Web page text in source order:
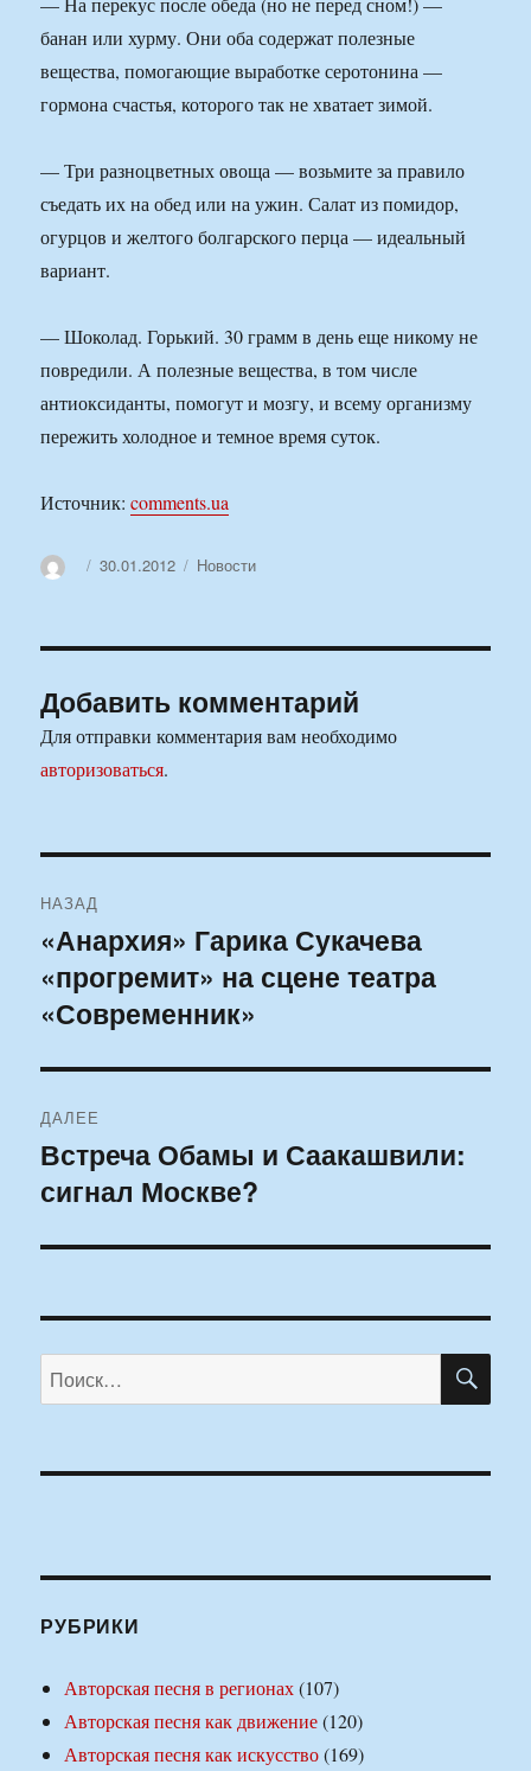
банан или хурму. Они оба содержат полезные
вещества, помогающие выработке серотонина —
гормона счастья, которого так не хватает зимой.
— Три разноцветных овоща — возьмите за правило
съедать их на обед или на ужин. Салат из помидор,
огурцов и желтого болгарского перца — идеальный
вариант.
— Шоколад. Горький. 30 грамм в день еще никому не
повредили. А полезные вещества, в том числе
антиоксиданты, помогут и мозгу, и всему организму
пережить холодное и темное время суток.
Источник:comments.ua
АвторОпубликовано
30.01.2012 Рубрики
Новости
Добавить комментарий
Для отправки комментария вам необходимо
авторизоваться.
по
записям
НАЗАД
Предыдущая
запись:
«Анархия» Гарика Сукачева
«прогремит» на сцене театра
«Современник»
ДАЛЕЕ
Следующая
запись:
Встреча Обамы и Саакашвили:
сигнал Москве?
Искать:
РУБРИКИ
Авторская песня в регионах(107)
Авторская песня как движение(120)
Авторская песня как искусство(169)